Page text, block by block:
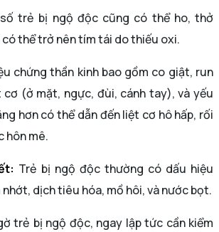
trẻ bị ngộ độc cũng có thể ho, thở
có thể trở nên tím tái do thiếu oxi.
chứng thần kinh bao gồm co giật, run
(ở mặt, ngực, đùi, cánh tay), và yếu
hơn có thể dẫn đến liệt cơ hô hấp, rối
hôn mê.
Trẻ bị ngộ độc thường có dấu hiệu
dịch tiêu hóa, mồ hôi, và nước bọt.
trẻ bị ngộ độc, ngay lập tức cần kiểm